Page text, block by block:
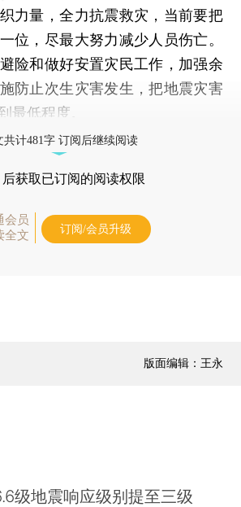
力量，全力抗震救灾，当前要把
位，尽最大努力减少人员伤亡。
险和做好安置灾民工作，加强余
防止次生灾害发生，把地震灾害
最低程度。
共计481字 订阅后继续阅读
后获取已订阅的阅读权限
会员
全文
订阅/会员升级
版面编辑：王永
级地震响应级别提至三级